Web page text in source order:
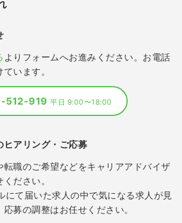
よりフォームへお進みください。お電話
います。
512-919平日 9:00〜18:00
ヒアリング・ご応募
転職のご希望などをキャリアアドバイザ
ださい。
にて届いた求人の中で気になる求人が見
募の調整はお任せください。